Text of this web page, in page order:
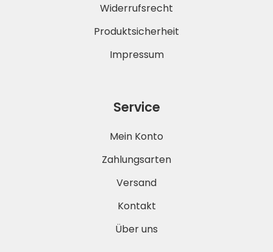
Widerrufsrecht
Produktsicherheit
Impressum
Service
Mein Konto
Zahlungsarten
Versand
Kontakt
Über uns